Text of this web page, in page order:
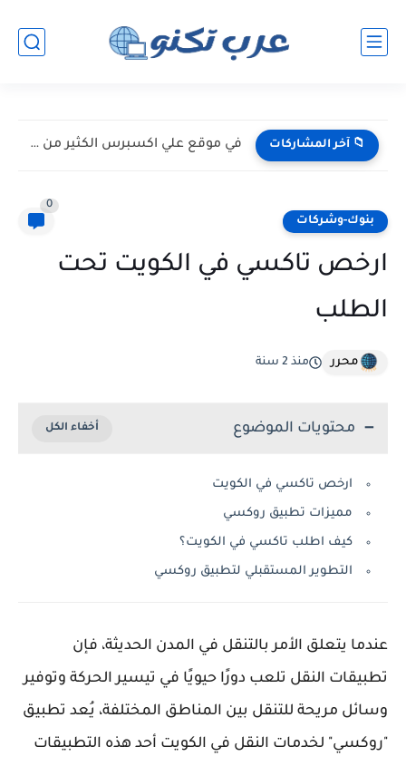
📁 آخر المشاركات في موقع علي اكسبرس الكثير من الخبايا
بنوك-وشركات
0
ارخص تاكسي في الكويت تحت
الطلب
محرر منذ 2 سنة
محتويات الموضوع
ارخص تاكسي في الكويت
مميزات تطبيق روكسي
كيف اطلب تاكسي في الكويت؟
التطوير المستقبلي لتطبيق روكسي
عندما يتعلق الأمر بالتنقل في المدن الحديثة، فإن
تطبيقات النقل تلعب دورًا حيويًا في تيسير الحركة وتوفير
وسائل مريحة للتنقل بين المناطق المختلفة، يُعد تطبيق
"روكسي" لخدمات النقل في الكويت أحد هذه التطبيقات